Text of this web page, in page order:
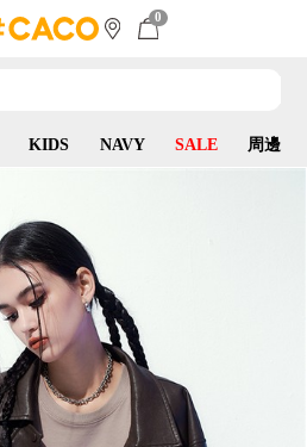
0
KIDS NAVY SALE 周邊